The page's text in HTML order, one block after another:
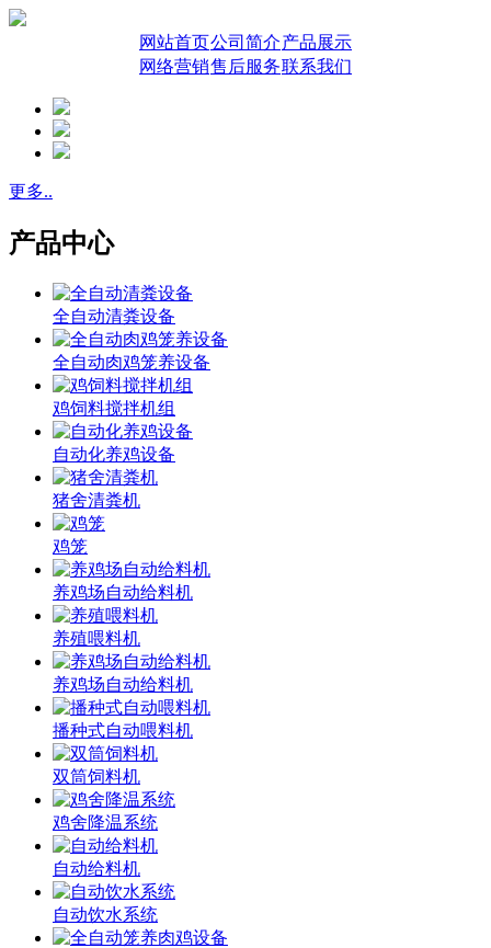
网站首页公司简介产品展示
网络营销售后服务联系我们
更多..
产品中心
全自动清粪设备
全自动肉鸡笼养设备
鸡饲料搅拌机组
自动化养鸡设备
猪舍清粪机
鸡笼
养鸡场自动给料机
养殖喂料机
养鸡场自动给料机
播种式自动喂料机
双筒饲料机
鸡舍降温系统
自动给料机
自动饮水系统